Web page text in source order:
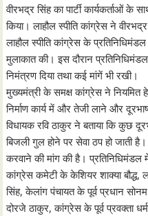
वीरभद्र सिंह का पार्टी कार्यकर्ताओं के
किया। लाहौल स्पीति कांग्रेस ने
लाहौल स्पीति कांग्रेस के
मुलाकात की। इस दौरान
निमंत्रण दिया तथा कई मांगें भी रखी।
मुख्यमंत्री के समक्ष कांग्रेस ने नियमित
निर्माण कार्य में और तेजी लाने और
विधायक रवि ठाकुर ने बताया कि कुछ
बिजली गुल होने पर सेवा ठप हो जाती
करवाने की मांग की है। प्रतिनिधिमंडल
कांग्रेस कमेटी के केशियर शाक्या बौद्ध,
सिंह, केलांग पंचायत के पूर्व प्रधान
दोरजे ठाकुर, कांग्रेस के पूर्व प्रवक्ता